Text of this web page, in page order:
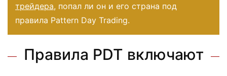
трейдера, попал ли он и его страна под
правила Pattern Day Trading.
Правила PDT включают